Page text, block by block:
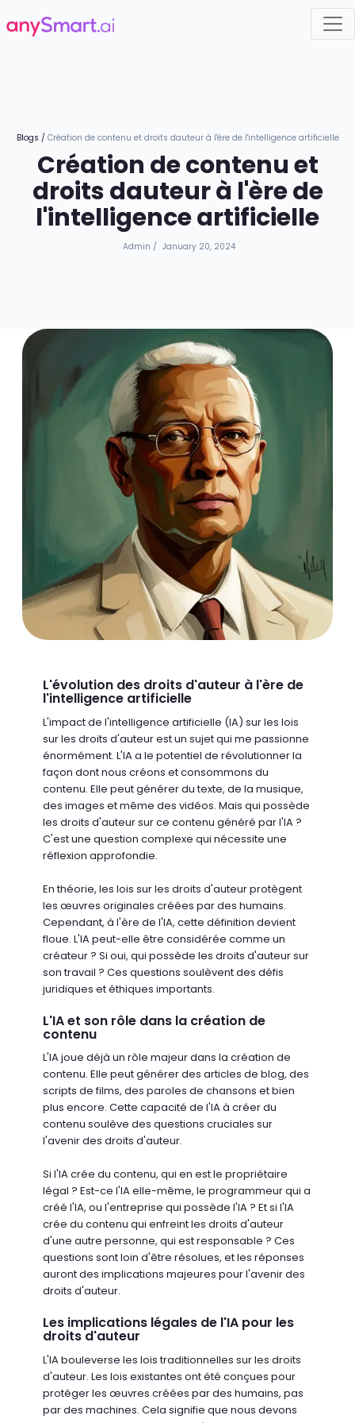
Blogs / Création de contenu et droits dauteur à l'ère de l'intelligence artificielle
Création de contenu et
droits dauteur à l'ère de
l'intelligence artificielle
Admin / January 20, 2024
L'évolution des droits d'auteur à l'ère de
l'intelligence artificielle
L'impact de l'intelligence artificielle (IA) sur les lois
sur les droits d'auteur est un sujet qui me passionne
énormément. L'IA a le potentiel de révolutionner la
façon dont nous créons et consommons du
contenu. Elle peut générer du texte, de la musique,
des images et même des vidéos. Mais qui possède
les droits d'auteur sur ce contenu généré par l'IA ?
C'est une question complexe qui nécessite une
réflexion approfondie.
En théorie, les lois sur les droits d'auteur protègent
les œuvres originales créées par des humains.
Cependant, à l'ère de l'IA, cette définition devient
floue. L'IA peut-elle être considérée comme un
créateur ? Si oui, qui possède les droits d'auteur sur
son travail ? Ces questions soulèvent des défis
juridiques et éthiques importants.
L'IA et son rôle dans la création de
contenu
L'IA joue déjà un rôle majeur dans la création de
contenu. Elle peut générer des articles de blog, des
scripts de films, des paroles de chansons et bien
plus encore. Cette capacité de l'IA à créer du
contenu soulève des questions cruciales sur
l'avenir des droits d'auteur.
Si l'IA crée du contenu, qui en est le propriétaire
légal ? Est-ce l'IA elle-même, le programmeur qui a
créé l'IA, ou l'entreprise qui possède l'IA ? Et si l'IA
crée du contenu qui enfreint les droits d'auteur
d'une autre personne, qui est responsable ? Ces
questions sont loin d'être résolues, et les réponses
auront des implications majeures pour l'avenir des
droits d'auteur.
Les implications légales de l'IA pour les
droits d'auteur
L'IA bouleverse les lois traditionnelles sur les droits
d'auteur. Les lois existantes ont été conçues pour
protéger les œuvres créées par des humains, pas
par des machines. Cela signifie que nous devons